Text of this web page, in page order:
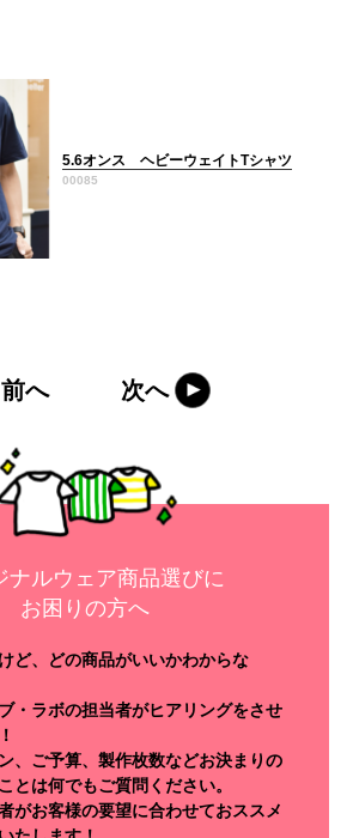
5.6オンス ヘビーウェイトTシャツ
00085
前へ 次へ
ナルウェア商品選びに
お困りの方へ
ど、どの商品がいいかわからな
・ラボの担当者がヒアリングをさせ
、ご予算、製作枚数などお決まりの
とは何でもご質問ください。
がお客様の要望に合わせておススメ